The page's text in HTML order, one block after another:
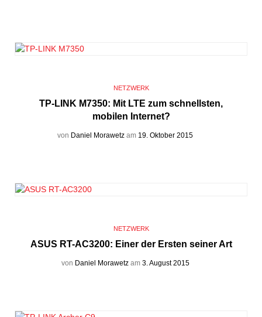
NETZWERK
TP-LINK M7350: Mit LTE zum schnellsten,
mobilen Internet?
von Daniel Morawetz am 19. Oktober 2015
NETZWERK
ASUS RT-AC3200: Einer der Ersten seiner Art
von Daniel Morawetzam 3. August 2015